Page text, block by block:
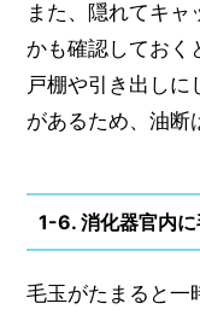
また、隠れてキャ
かも確認しておく
戸棚や引き出しに
があるため、油断
1-6. 消化器官内
毛玉がたまると一